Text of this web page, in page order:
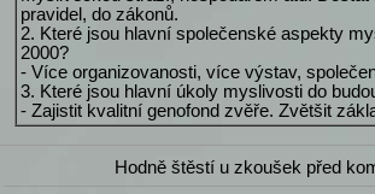
pravidel, do zákonů.
2. Které jsou hlavní společenské aspekty
2000?
- Více organizovanosti, více výstav,
3. Které jsou hlavní úkoly myslivosti do
- Zajistit kvalitní genofond zvěře. Zvětšit
Hodně štěstí u zkoušek před